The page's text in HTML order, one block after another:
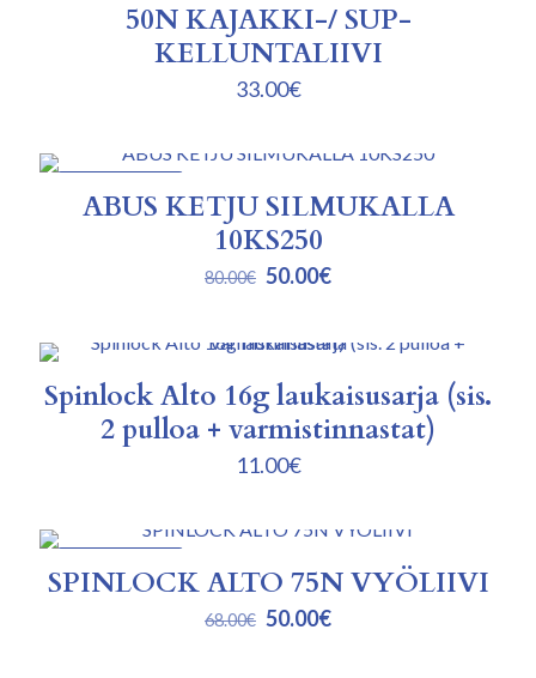
50N KAJAKKI-/ SUP-
KELLUNTALIIVI
33.00€
ABUS KETJU SILMUKALLA
10KS250
80.00€ Alkuperäinen
80.00€.
50.00€Nykyinen
50.00€.
Spinlock Alto 16g laukaisusarja (sis.
2 pulloa + varmistinnastat)
11.00€
SPINLOCK ALTO 75N VYÖLIIVI
68.00€ Alkuperäinen
50.00€Nykyinen